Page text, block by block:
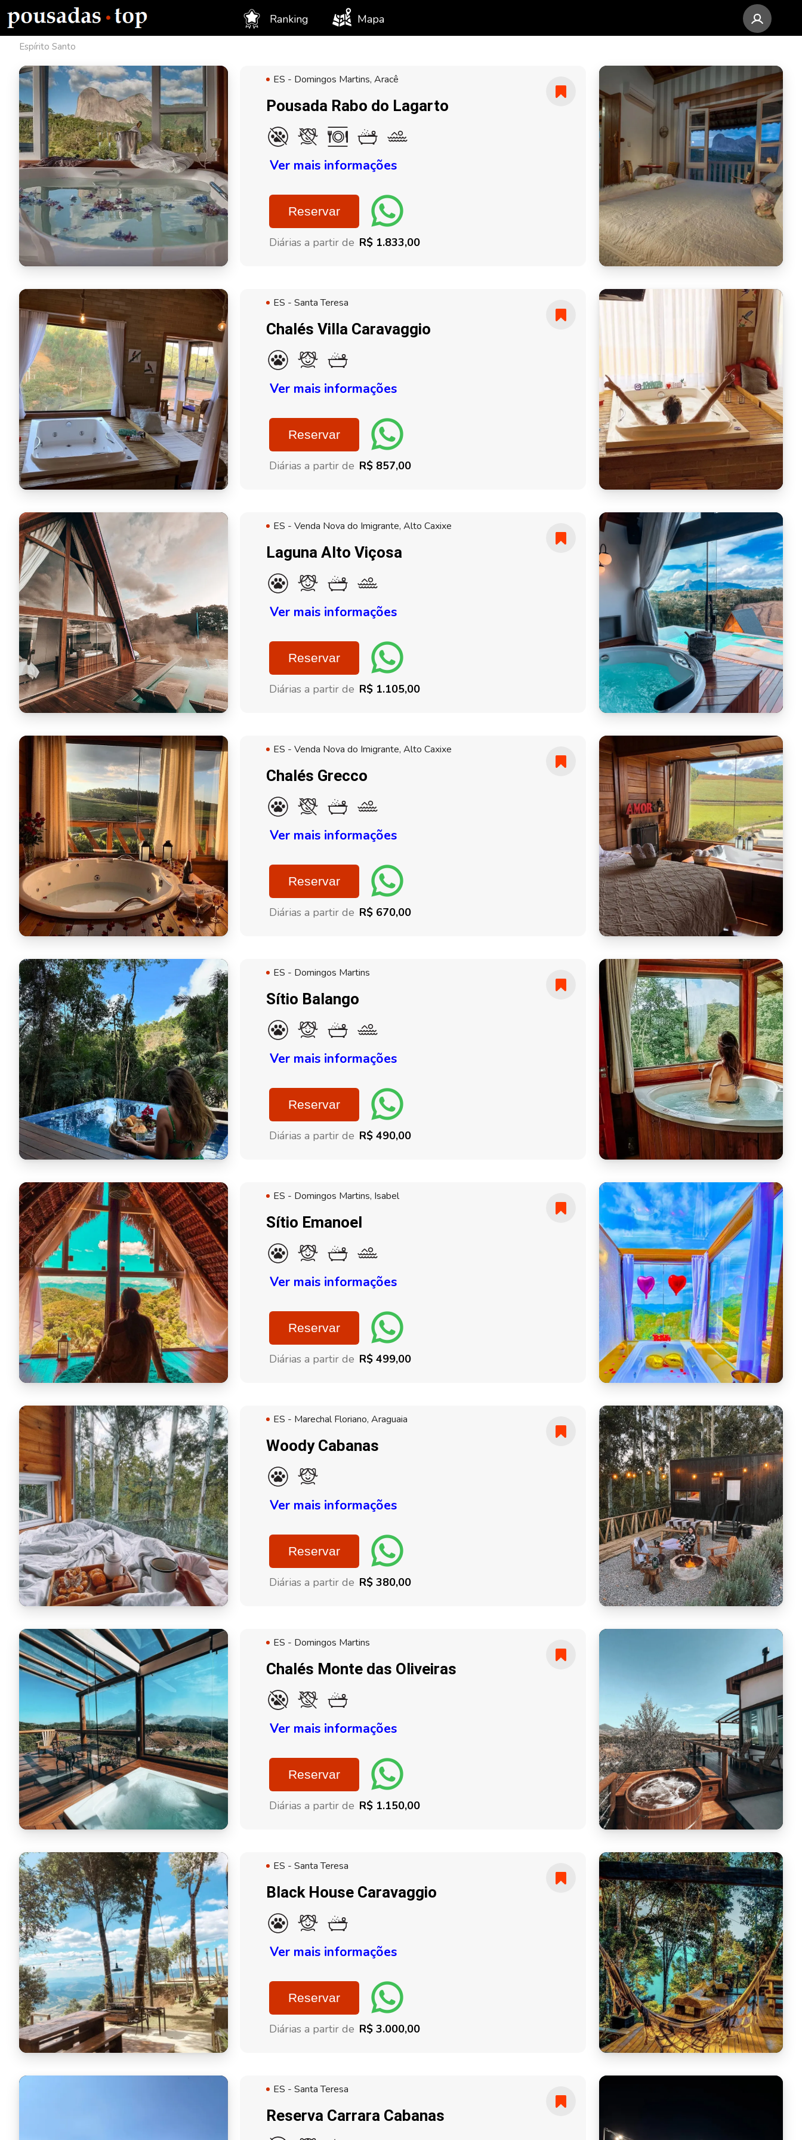
Ranking Mapa
Espírito Santo
ES - Domingos Martins, Aracê
Pousada Rabo do Lagarto
Ver mais informações
Reservar
Diárias a partir de R$ 1.833,00
ES - Santa Teresa
Chalés Villa Caravaggio
Ver mais informações
Reservar
Diárias a partir de R$ 857,00
ES - Venda Nova do Imigrante, Alto Caxixe
Laguna Alto Viçosa
Ver mais informações
Reservar
Diárias a partir de R$ 1.105,00
ES - Venda Nova do Imigrante, Alto Caxixe
Chalés Grecco
Ver mais informações
Reservar
Diárias a partir de R$ 670,00
ES - Domingos Martins
Sítio Balango
Ver mais informações
Reservar
Diárias a partir de R$ 490,00
ES - Domingos Martins, Isabel
Sítio Emanoel
Ver mais informações
Reservar
Diárias a partir de R$ 499,00
ES - Marechal Floriano, Araguaia
Woody Cabanas
Ver mais informações
Reservar
Diárias a partir de R$ 380,00
ES - Domingos Martins
Chalés Monte das Oliveiras
Ver mais informações
Reservar
Diárias a partir de R$ 1.150,00
ES - Santa Teresa
Black House Caravaggio
Ver mais informações
Reservar
Diárias a partir de R$ 3.000,00
ES - Santa Teresa
Reserva Carrara Cabanas